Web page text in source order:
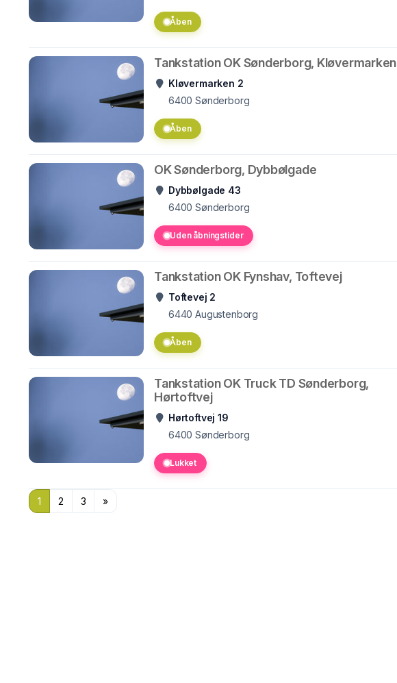
Åben
Tankstation OK Sønderborg, Kløvermarken
Kløvermarken 2
6400 Sønderborg
Åben
OK Sønderborg, Dybbølgade
Dybbølgade 43
6400 Sønderborg
Uden åbningstider
Tankstation OK Fynshav, Toftevej
Toftevej 2
6440 Augustenborg
Åben
Tankstation OK Truck TD Sønderborg,
Hørtoftvej
Hørtoftvej 19
6400 Sønderborg
Lukket
1 2 3 »